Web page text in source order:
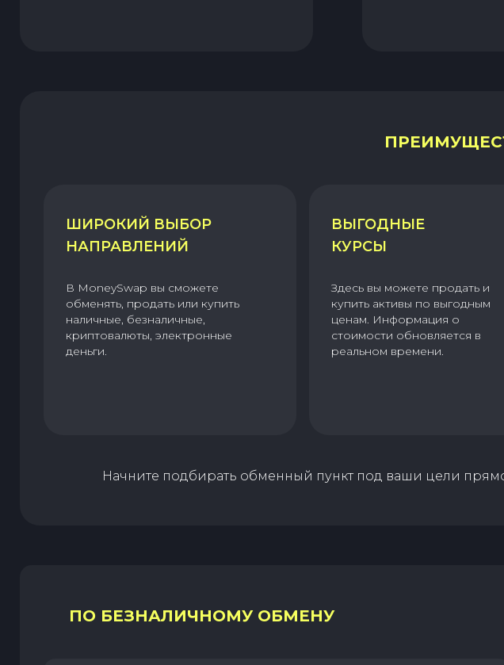
ШИРОКИЙ ВЫБОР
НАПРАВЛЕНИЙ
В MoneySwap вы сможете
обменять, продать или купить
наличные, безналичные,
криптовалюты, электронные
деньги.
ВЫГОДНЫЕ
КУРСЫ
Здесь вы можете продать и
купить активы по выгодным
ценам. Информация о
стоимости обновляется в
реальном времени.
Начните подбирать обменный пункт под ваши цели
ПО БЕЗНАЛИЧНОМУ ОБМЕНУ